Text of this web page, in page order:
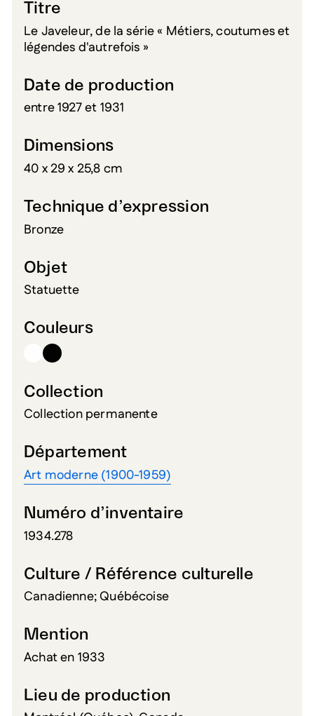
Titre
Le Javeleur, de la série « Métiers, coutumes et
légendes d'autrefois »
Date de production
entre 1927 et 1931
Dimensions
40 x 29 x 25,8 cm
Technique d’expression
Bronze
Objet
Statuette
Couleurs
Collection
Collection permanente
Département
Art moderne (1900-1959)
Numéro d’inventaire
1934.278
Culture / Référence culturelle
Canadienne; Québécoise
Mention
Achat en 1933
Lieu de production